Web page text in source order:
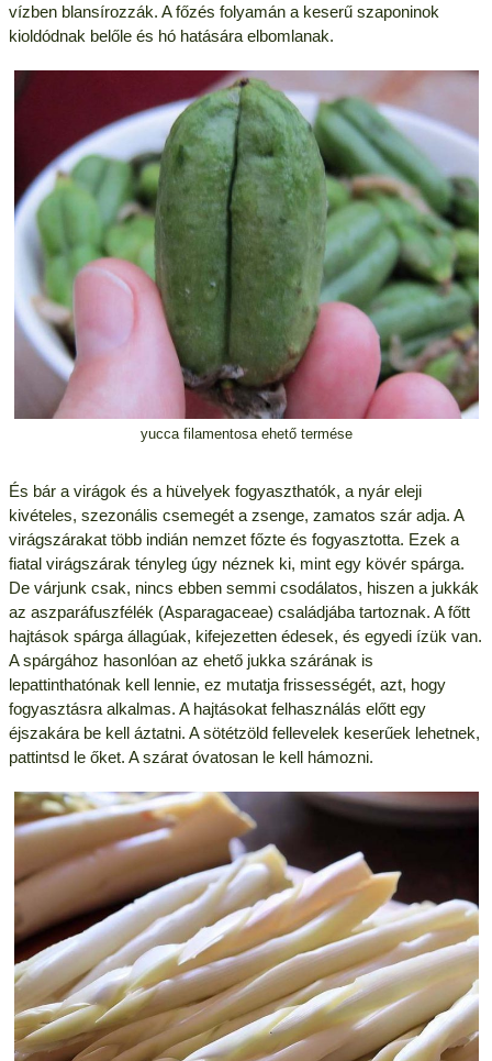
vízben blansírozzák. A főzés folyamán a keserű szaponinok
kioldódnak belőle és hó hatására elbomlanak.
yucca filamentosa ehető termése
És bár a virágok és a hüvelyek fogyaszthatók, a nyár eleji
kivételes, szezonális csemegét a zsenge, zamatos szár adja. A
virágszárakat több indián nemzet főzte és fogyasztotta. Ezek a
fiatal virágszárak tényleg úgy néznek ki, mint egy kövér spárga.
De várjunk csak, nincs ebben semmi csodálatos, hiszen a jukkák
az aszparáfuszfélék (Asparagaceae) családjába tartoznak. A főtt
hajtások spárga állagúak, kifejezetten édesek, és egyedi ízük van.
A spárgához hasonlóan az ehető jukka szárának is
lepattinthatónak kell lennie, ez mutatja frissességét, azt, hogy
fogyasztásra alkalmas. A hajtásokat felhasználás előtt egy
éjszakára be kell áztatni. A sötétzöld fellevelek keserűek lehetnek,
pattintsd le őket. A szárat óvatosan le kell hámozni.